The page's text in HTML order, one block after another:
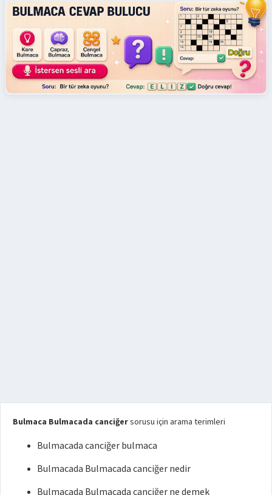
Bulmaca Bulmacada canciğersorusu için arama terimleri
Bulmacada canciğer bulmaca
Bulmacada Bulmacada canciğer nedir
Bulmacada Bulmacada canciğer ne demek